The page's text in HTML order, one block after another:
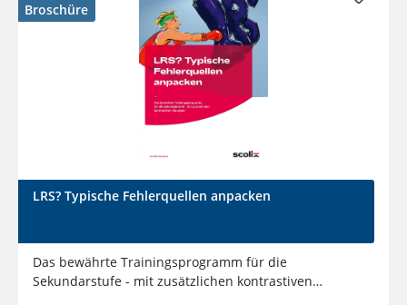
Broschüre
LRS? Typische Fehlerquellen anpacken
Das bewährte Trainingsprogramm für die
Sekundarstufe - mit zusätzlichen kontrastiven